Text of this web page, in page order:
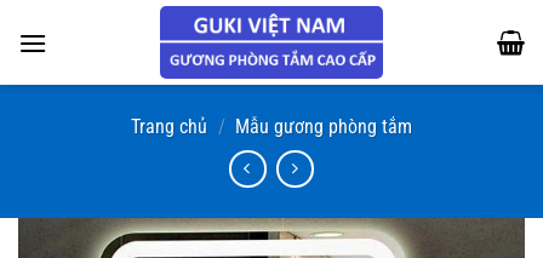
đến
Trang chủ / Mẫu gương phòng tắm